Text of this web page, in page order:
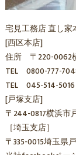
宅見工務店 直し家
[西区本店]
住所 〒220-0062
TEL 0800-777-
TEL 045-514-5016
[戸塚支店]
〒244-0817横浜市
［埼玉支店］
〒335-0015埼玉県